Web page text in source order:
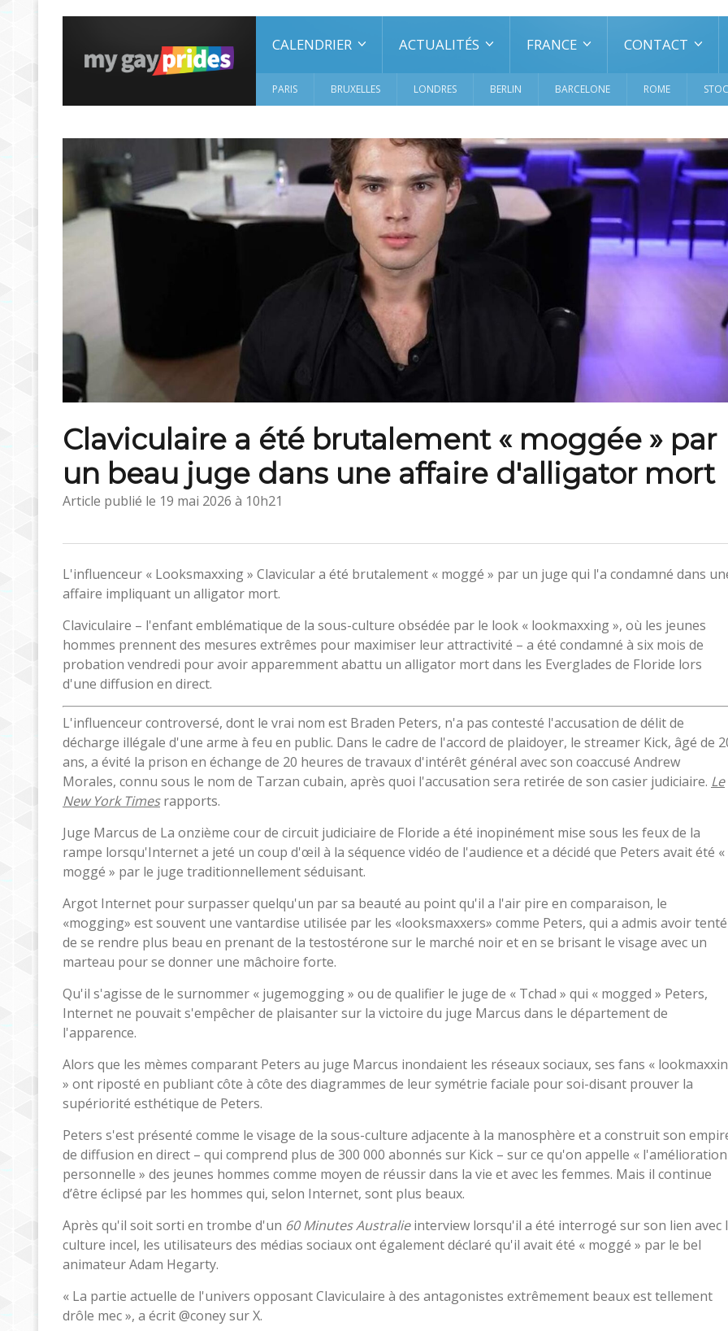
CALENDRIER ACTUALITÉS FRANCE CONTACT
PARIS BRUXELLES LONDRES BERLIN BARCELONE ROME
Claviculaire a été brutalement « moggée » par
un beau juge dans une affaire d'alligator mort
Article publié le 19 mai 2026 à 10h21
L'influenceur « Looksmaxxing » Clavicular a été brutalement « moggé » par un juge qui l'a condamné dans
affaire impliquant un alligator mort.
Claviculaire – l'enfant emblématique de la sous-culture obsédée par le look « lookmaxxing », où les jeunes
hommes prennent des mesures extrêmes pour maximiser leur attractivité – a été condamné à six mois de
probation vendredi pour avoir apparemment abattu un alligator mort dans les Everglades de Floride lors
d'une diffusion en direct.
L'influenceur controversé, dont le vrai nom est Braden Peters, n'a pas contesté l'accusation de délit de
décharge illégale d'une arme à feu en public. Dans le cadre de l'accord de plaidoyer, le streamer Kick, âgé de
ans, a évité la prison en échange de 20 heures de travaux d'intérêt général avec son coaccusé Andrew
Morales, connu sous le nom de Tarzan cubain, après quoi l'accusation sera retirée de son casier judiciaire. Le
New York Timesrapports.
Juge Marcus de La onzième cour de circuit judiciaire de Floride a été inopinément mise sous les feux de la
rampe lorsqu'Internet a jeté un coup d'œil à la séquence vidéo de l'audience et a décidé que Peters avait été «
moggé » par le juge traditionnellement séduisant.
Argot Internet pour surpasser quelqu'un par sa beauté au point qu'il a l'air pire en comparaison, le
«mogging» est souvent une vantardise utilisée par les «looksmaxxers» comme Peters, qui a admis avoir tenté
de se rendre plus beau en prenant de la testostérone sur le marché noir et en se brisant le visage avec un
marteau pour se donner une mâchoire forte.
Qu'il s'agisse de le surnommer « jugemogging » ou de qualifier le juge de « Tchad » qui « mogged » Peters,
Internet ne pouvait s'empêcher de plaisanter sur la victoire du juge Marcus dans le département de
l'apparence.
Alors que les mèmes comparant Peters au juge Marcus inondaient les réseaux sociaux, ses fans «
» ont riposté en publiant côte à côte des diagrammes de leur symétrie faciale pour soi-disant prouver la
supériorité esthétique de Peters.
Peters s'est présenté comme le visage de la sous-culture adjacente à la manosphère et a construit son
de diffusion en direct – qui comprend plus de 300 000 abonnés sur Kick – sur ce qu'on appelle « l'amélioration
personnelle » des jeunes hommes comme moyen de réussir dans la vie et avec les femmes. Mais il continue
d’être éclipsé par les hommes qui, selon Internet, sont plus beaux.
Après qu'il soit sorti en trombe d'un 60 Minutes Australieinterview lorsqu'il a été interrogé sur son lien avec
culture incel, les utilisateurs des médias sociaux ont également déclaré qu'il avait été « moggé » par le bel
animateur Adam Hegarty.
« La partie actuelle de l'univers opposant Claviculaire à des antagonistes extrêmement beaux est tellement
drôle mec », a écrit @coney sur X.